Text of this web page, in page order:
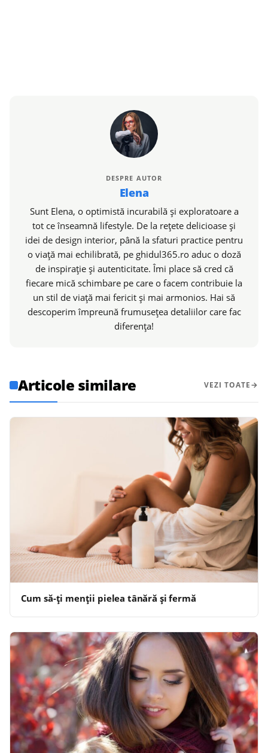
DESPRE AUTOR
Elena
Sunt Elena, o optimistă incurabilă și exploratoare a
tot ce înseamnă lifestyle. De la rețete delicioase și
idei de design interior, până la sfaturi practice pentru
o viață mai echilibrată, pe ghidul365.ro aduc o doză
de inspirație și autenticitate. Îmi place să cred că
fiecare mică schimbare pe care o facem contribuie la
un stil de viață mai fericit și mai armonios. Hai să
descoperim împreună frumusețea detaliilor care fac
diferența!
Articole similare VEZI TOATE
Cum să-ți menții pielea tânără și fermă